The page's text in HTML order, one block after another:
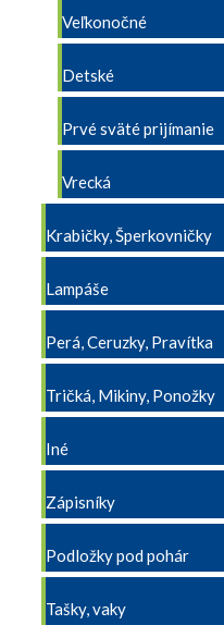
Veľkonočné
Detské
Prvé sväté prijímanie
Vrecká
Krabičky, Šperkovničky
Lampáše
Perá, Ceruzky, Pravítka
Tričká, Mikiny, Ponožky
Iné
Zápisníky
Podložky pod pohár
Tašky, vaky